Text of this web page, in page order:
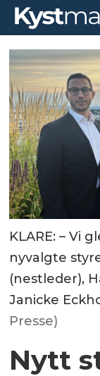
KLARE: – Vi
nyvalgte
(nestleder),
Janicke
Presse)
Nytt